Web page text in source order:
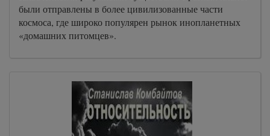
были отправлены в более цивилизованные части
космоса, где широко популярен рынок инопланетных
«домашних питомцев».